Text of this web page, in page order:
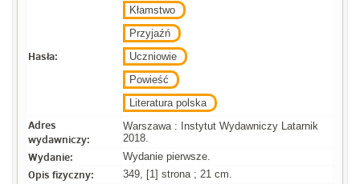
Hasła:
Kłamstwo
Przyjaźń
Uczniowie
Powieść
Literatura polska
Adres
wydawniczy:
Warszawa : Instytut Wydawniczy Latarnik
2018.
Wydanie: Wydanie pierwsze.
Opis fizyczny: 349, [1] strona ; 21 cm.